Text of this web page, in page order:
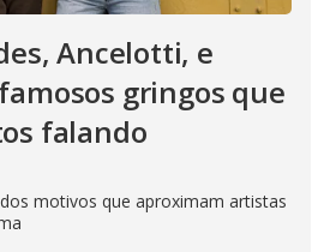
Ancelotti, e
gringos que
falando
motivos que aproximam artistas